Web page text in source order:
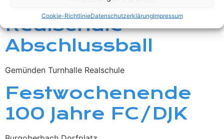
Cookie-RichtlinieDatenschutzerklärungImpressum
Realschule
Abschlussball
Gemünden Turnhalle Realschule
Festwochenende
100 Jahre FC/DJK